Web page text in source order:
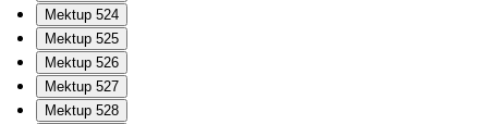
Mektup 524
Mektup 525
Mektup 526
Mektup 527
Mektup 528